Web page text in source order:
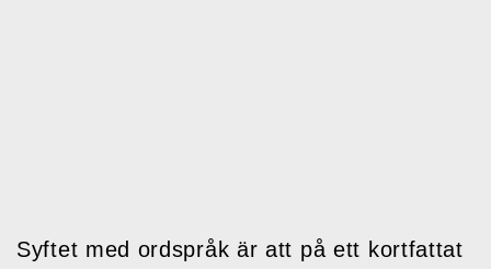
Syftet med ordspråk är att på ett kortfattat